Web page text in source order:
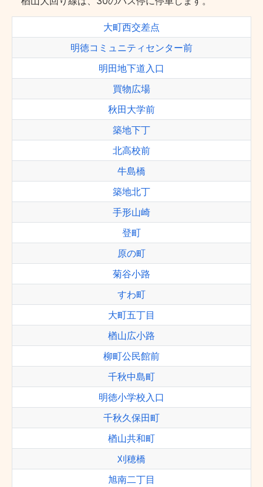
大町西交差点
明徳コミュニティセンター前
明田地下道入口
買物広場
秋田大学前
築地下丁
北高校前
牛島橋
築地北丁
手形山崎
登町
原の町
菊谷小路
すわ町
大町五丁目
楢山広小路
柳町公民館前
千秋中島町
明徳小学校入口
千秋久保田町
楢山共和町
刈穂橋
旭南二丁目